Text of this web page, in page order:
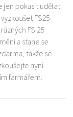
jen pokusit udělat
FS25
FS 25
a stane se
takže se
nyní
farmářem.